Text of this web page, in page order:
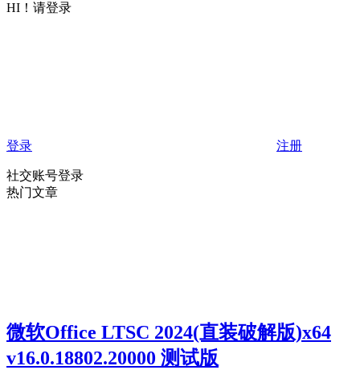
HI！请登录
登录 注册
社交账号登录
热门文章
微软Office LTSC 2024(直装破解版)x64
v16.0.18802.20000 测试版